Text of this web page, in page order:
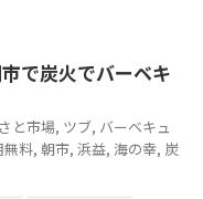
市で炭火でバーベキ
と市場, ツブ, バーベキュ
無料, 朝市, 浜益, 海の幸, 炭